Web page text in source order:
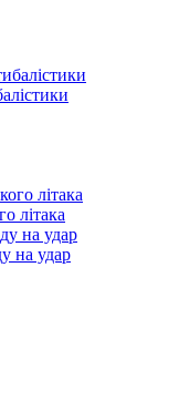
літака
на удар